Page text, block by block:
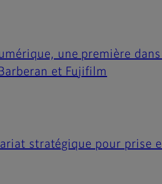
une première
et Fujifilm
stratégique pour prise